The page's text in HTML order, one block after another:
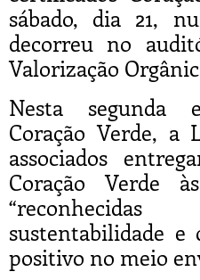
sábado, dia 21,
decorreu no
Valorização
Nesta segunda
Coração Verde, a
associados
Coração Verde
sustentabilidade e
positivo no meio